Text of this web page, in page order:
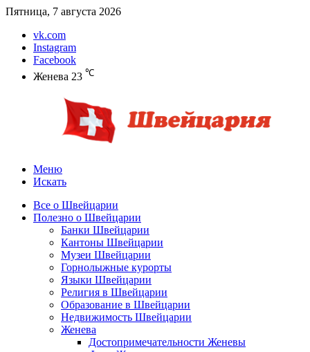
Пятница, 7 августа 2026
vk.com
Instagram
Facebook
Женева 23 ℃
Меню
Искать
Все о Швейцарии
Полезно о Швейцарии
Банки Швейцарии
Кантоны Швейцарии
Музеи Швейцарии
Горнолыжные курорты
Языки Швейцарии
Религия в Швейцарии
Образование в Швейцарии
Недвижимость Швейцарии
Женева
Достопримечательности Женевы